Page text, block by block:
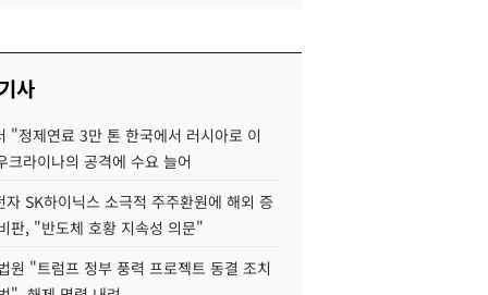
사
"정제연료 3만 톤 한국에서 러시아로 이
크라이나의 공격에 수요 늘어
자 SK하이닉스 소극적 주주환원에 해외 증
판, "반도체 호황 지속성 의문"
원 "트럼프 정부 풍력 프로젝트 동결 조치